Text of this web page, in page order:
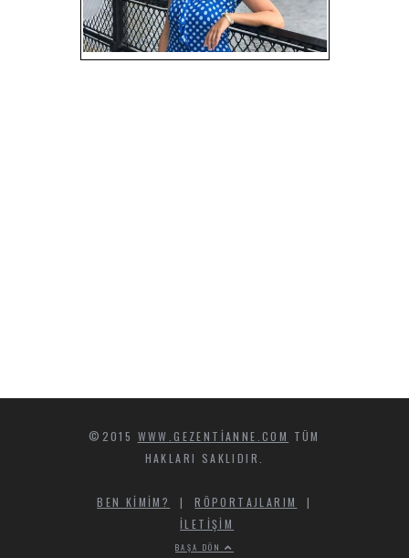
©2015 WWW.GEZENTIANNE.COM TÜM
HAKLARI SAKLIDIR.
BEN KIMIM? |RÖPORTAJLARIM
|
İLETIŞIM
BAŞA DÖN